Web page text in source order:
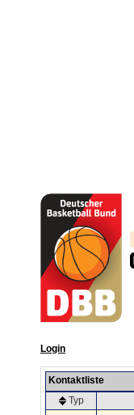
Login
Kontaktliste
Typ